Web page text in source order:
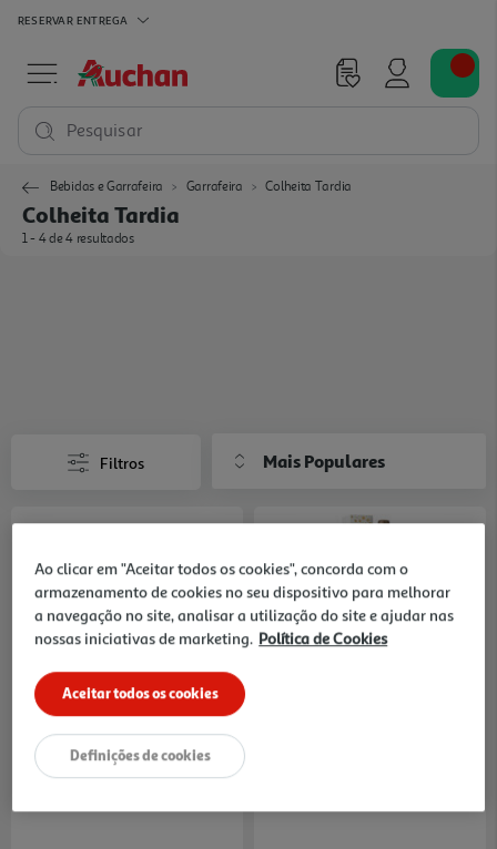
RESERVAR ENTREGA
Pesquisar
Bebidas e Garrafeira Garrafeira Colheita Tardia
Colheita Tardia
1 - 4 de 4 resultados
Filtros Mais Populares
Lima Colheita Tardia 0.375l
38.27 €/Lt
14,35 €
Vinho Branco Quinta Da
Ao clicar em "Aceitar todos os cookies", concorda com o
armazenamento de cookies no seu dispositivo para melhorar
a navegação no site, analisar a utilização do site e ajudar nas
nossas iniciativas de marketing. Política de Cookies
Aceitar todos os cookies
Definições de cookies